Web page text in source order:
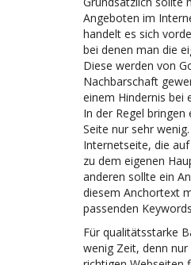
Angeboten im
handelt es sich
bei denen man die
Diese werden von
Nachbarschaft
einem Hindernis bei
In der Regel bringen
Seite nur sehr
Internetseite, die
zu dem eigenen
anderen sollte ein
diesem Anchortext
passenden
Für qualitätsstarke
wenig Zeit, denn